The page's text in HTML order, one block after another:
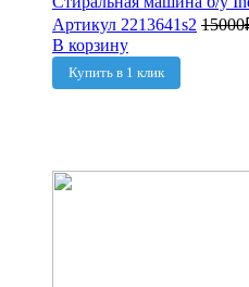
Артикул 2213641s2 15000
В корзину
Купить в 1 клик